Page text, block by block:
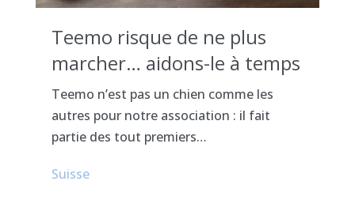
Teemo risque de ne plus
marcher… aidons-le à temps
Teemo n’est pas un chien comme les
autres pour notre association : il fait
partie des tout premiers…
Suisse